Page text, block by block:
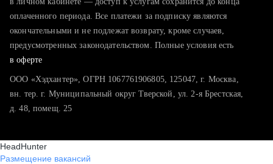
оплаченного периода. Все платежи за подписку являются
окончательными и не подлежат возврату, кроме случаев,
предусмотренных законодательством. Полные условия есть
в оферте
ООО «Хэдхантер», ОГРН 1067761906805, 125047, г. Москва,
вн. тер. г. Муниципальный округ Тверской, ул. 2-я Брестская,
д. 48, помещ. 25
HeadHunter
Размещение вакансий